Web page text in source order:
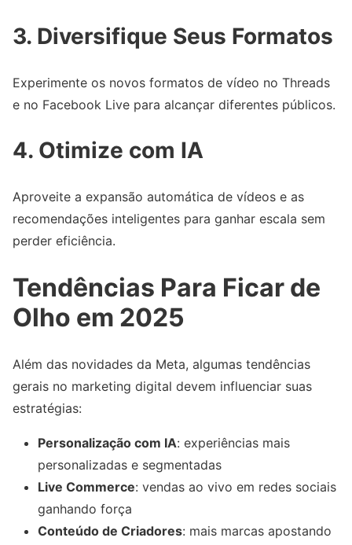
3. Diversifique Seus Formatos
Experimente os novos formatos de vídeo no Threads
e no Facebook Live para alcançar diferentes públicos.
4. Otimize com IA
Aproveite a expansão automática de vídeos e as
recomendações inteligentes para ganhar escala sem
perder eficiência.
Tendências Para Ficar de
Olho em 2025
Além das novidades da Meta, algumas tendências
gerais no marketing digital devem influenciar suas
estratégias:
Personalização com IA: experiências mais
personalizadas e segmentadas
Live Commerce: vendas ao vivo em redes sociais
ganhando força
Conteúdo de Criadores: mais marcas apostando